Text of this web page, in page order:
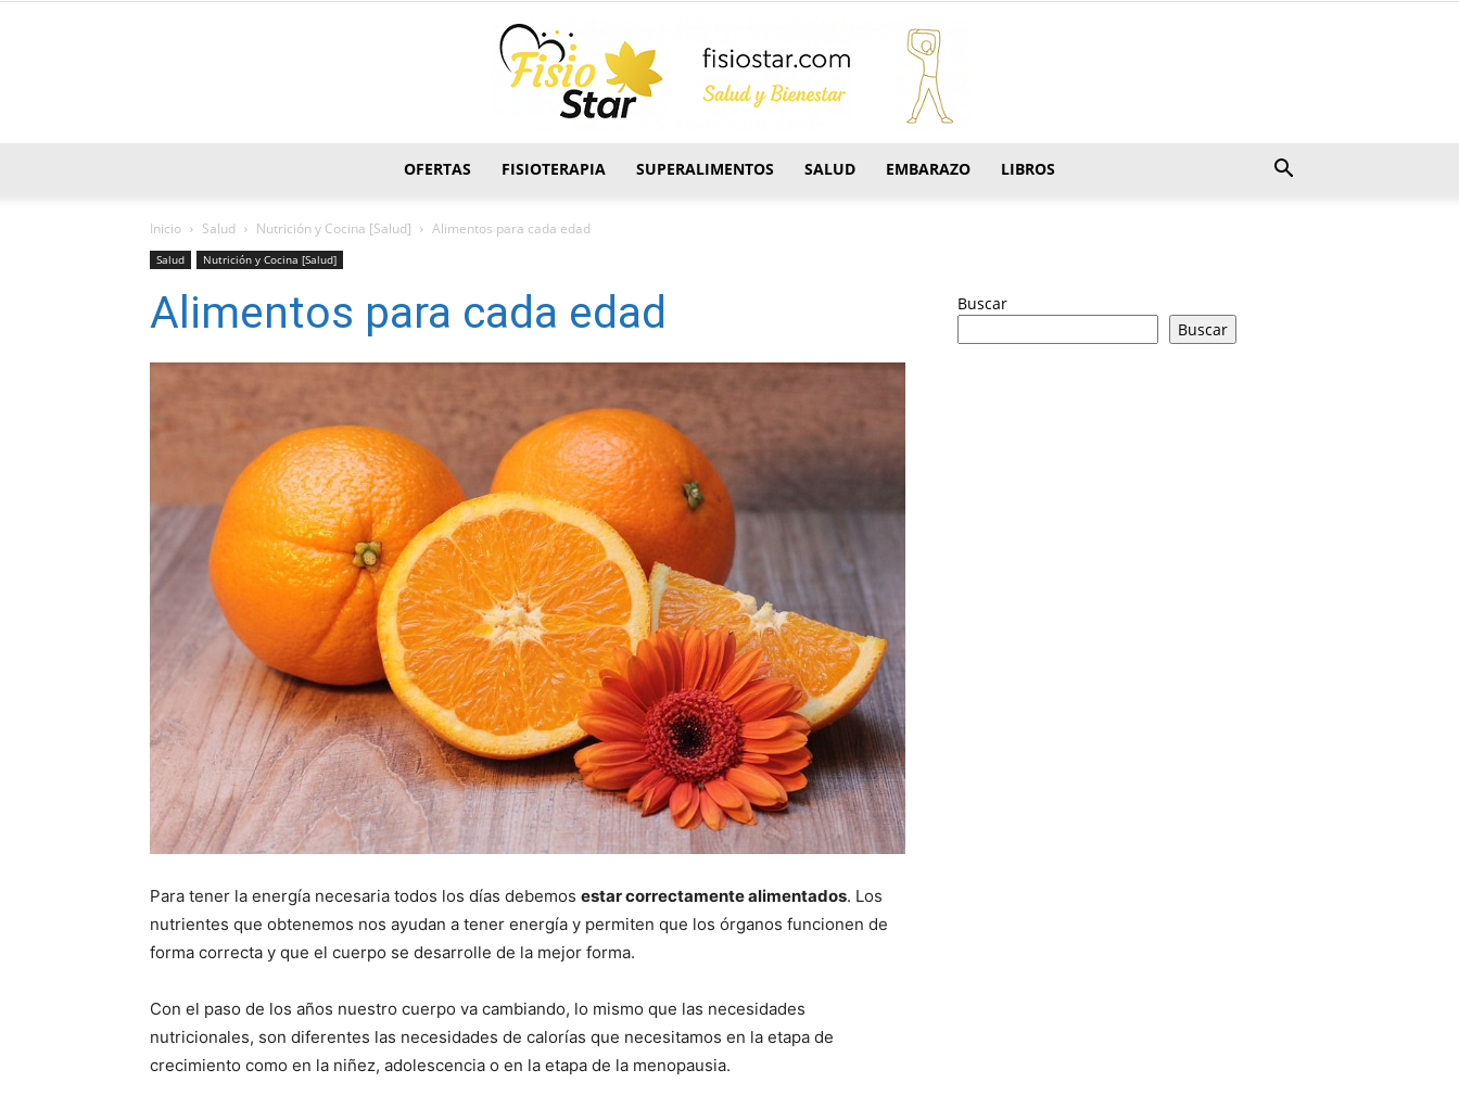
OFERTAS FISIOTERAPIA SUPERALIMENTOS SALUD EMBARAZO LIBROS
Inicio Salud Nutrición y Cocina [Salud] Alimentos para cada edad
Salud Nutrición y Cocina [Salud]
Alimentos para cada edad
Para tener la energía necesaria todos los días debemos estar correctamente alimentados. Los
nutrientes que obtenemos nos ayudan a tener energía y permiten que los órganos funcionen de
forma correcta y que el cuerpo se desarrolle de la mejor forma.
Con el paso de los años nuestro cuerpo va cambiando, lo mismo que las necesidades
nutricionales, son diferentes las necesidades de calorías que necesitamos en la etapa de
crecimiento como en la niñez, adolescencia o en la etapa de la menopausia.
Buscar
Buscar